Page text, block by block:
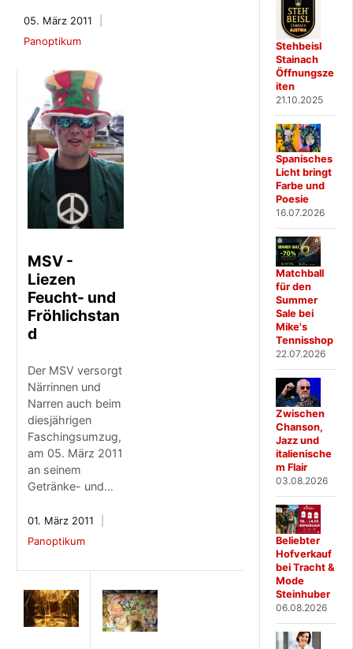
05. März 2011
Panoptikum
MSV -
Liezen
Feucht- und
Fröhlichstan
d
Der MSV versorgt
Närrinnen und
Narren auch beim
diesjährigen
Faschingsumzug,
am 05. März 2011
an seinem
Getränke- und…
01. März 2011
Panoptikum
Stehbeisl
Stainach
Öffnungsze
iten
21.10.2025
Spanisches
Licht bringt
Farbe und
Poesie
16.07.2026
Matchball
für den
Summer
Sale bei
Mike's
Tennisshop
22.07.2026
Zwischen
Chanson,
Jazz und
italienische
m Flair
03.08.2026
Beliebter
Hofverkauf
bei Tracht &
Mode
Steinhuber
06.08.2026